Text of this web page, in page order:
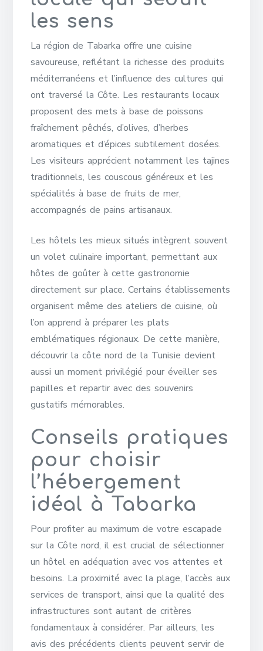
les sens
La région de Tabarka offre une cuisine
savoureuse, reflétant la richesse des produits
méditerranéens et l’influence des cultures qui
ont traversé la Côte. Les restaurants locaux
proposent des mets à base de poissons
fraîchement pêchés, d’olives, d’herbes
aromatiques et d’épices subtilement dosées.
Les visiteurs apprécient notamment les tajines
traditionnels, les couscous généreux et les
spécialités à base de fruits de mer,
accompagnés de pains artisanaux.
Les hôtels les mieux situés intègrent souvent
un volet culinaire important, permettant aux
hôtes de goûter à cette gastronomie
directement sur place. Certains établissements
organisent même des ateliers de cuisine, où
l’on apprend à préparer les plats
emblématiques régionaux. De cette manière,
découvrir la côte nord de la Tunisie devient
aussi un moment privilégié pour éveiller ses
papilles et repartir avec des souvenirs
gustatifs mémorables.
Conseils pratiques
pour choisir
l’hébergement
idéal à Tabarka
Pour profiter au maximum de votre escapade
sur la Côte nord, il est crucial de sélectionner
un hôtel en adéquation avec vos attentes et
besoins. La proximité avec la plage, l’accès aux
services de transport, ainsi que la qualité des
infrastructures sont autant de critères
fondamentaux à considérer. Par ailleurs, les
avis des précédents clients peuvent servir de